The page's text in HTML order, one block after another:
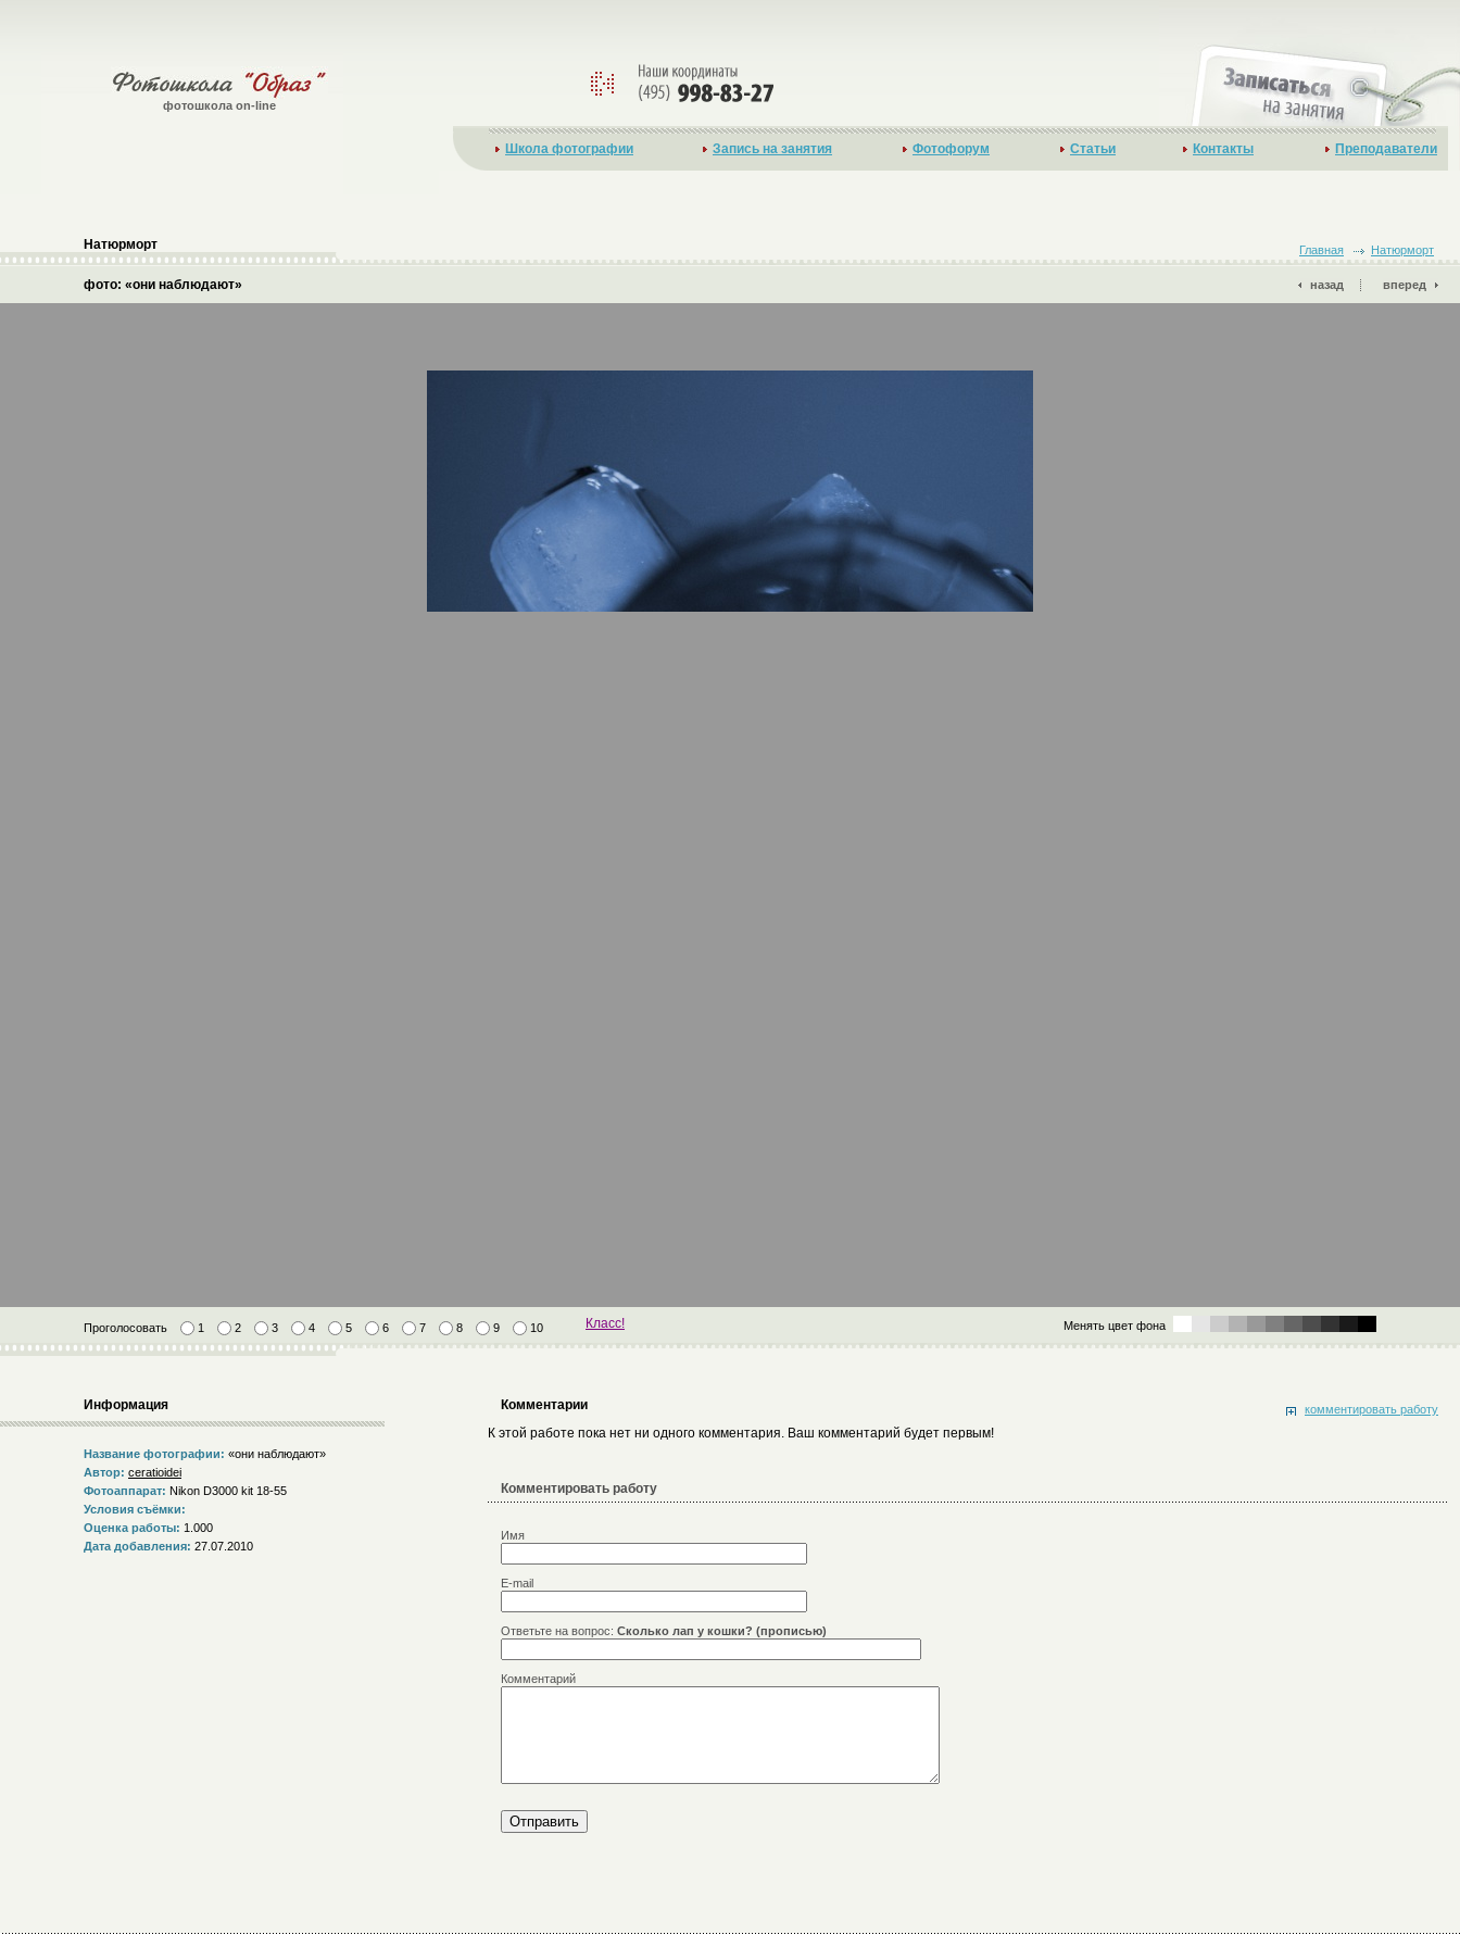
фотошкола on-line
Школа фотографии Запись на занятия Фотофорум Статьи Контакты Преподаватели
Главная Натюрморт
Натюрморт
назад вперед
фото: «они наблюдают»
Проголосовать 1 2 3 4 5 6 7 8 9 10 Класс! Менять цвет фона
Информация
Название фотографии: «они наблюдают»
Автор: ceratioidei
Фотоаппарат: Nikon D3000 kit 18-55
Условия съёмки:
Оценка работы: 1.000
Дата добавления: 27.07.2010
комментировать работу
Комментарии
К этой работе пока нет ни одного комментария. Ваш комментарий будет первым!
Комментировать работу
Имя
E-mail
Ответьте на вопрос: Сколько лап у кошки? (прописью)
Комментарий